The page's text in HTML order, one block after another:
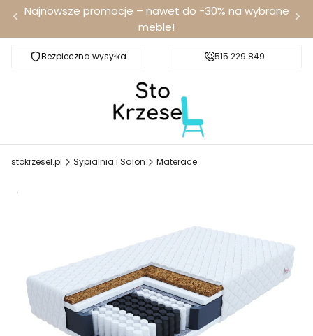
Najnowsze promocje – nawet do -30% na wybrane
meble!
Bezpieczna wysyłka Darmowa dostawa od 100 zł
515 229 849
stokrzesel.pl Sypialnia i Salon Materace
Promocja